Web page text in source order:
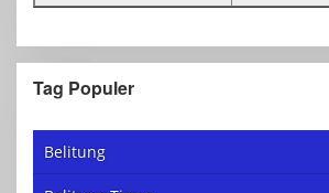
Tag Populer
Belitung